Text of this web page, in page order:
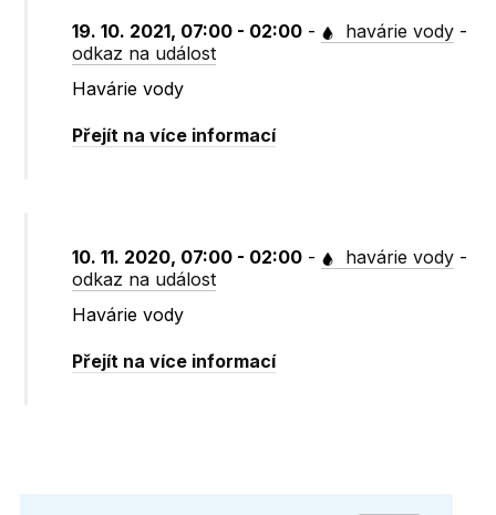
19. 10. 2021, 07:00 - 02:00 - havárie vody -
odkaz na událost
Havárie vody
Přejít na více informací
10. 11. 2020, 07:00 - 02:00 - havárie vody -
odkaz na událost
Havárie vody
Přejít na více informací